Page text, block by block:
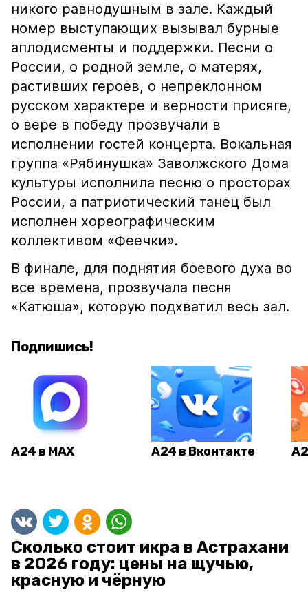
никого равнодушным в зале. Каждый
номер выступающих вызывал бурные
аплодисменты и поддержки. Песни о
России, о родной земле, о матерях,
растивших героев, о непреклонном
русском характере и верности присяге,
о вере в победу прозвучали в
исполнении гостей концерта. Вокальная
группа «Рябинушка» Заволжского Дома
культуры исполнила песню о просторах
России, а патриотический танец был
исполнен хореографическим
коллективом «Феечки».
В финале, для поднятия боевого духа во
все времена, прозвучала песня
«Катюша», которую подхватил весь зал.
Подпишись!
А24 в MAX А24 в Вконтакте
Сколько стоит икра в Астрахани
в 2026 году: цены на щучью,
красную и чёрную